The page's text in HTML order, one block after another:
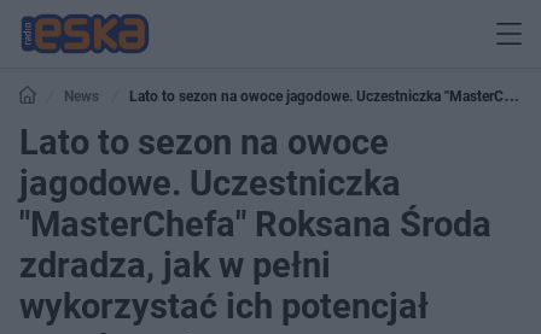
News
Lato to sezon na owoce jagodowe. Uczestniczka "MasterChefa"
Roksana Środa zdradza, jak w pełni wykorzystać ich potencjał prozdrowotny
Lato to sezon na owoce
jagodowe. Uczestniczka
"MasterChefa" Roksana Środa
zdradza, jak w pełni
wykorzystać ich potencjał